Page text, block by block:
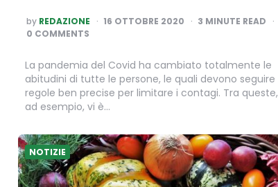
POSTED
BY
by REDAZIONE 16 OTTOBRE 2020 3 MINUTE READ
0 COMMENTS
La pandemia del Covid ha cambiato totalmente le
abitudini di tutte le persone, le quali devono seguire
regole ben precise per limitare i contagi. Tra queste,
ad esempio, vi è…
NOTIZIE